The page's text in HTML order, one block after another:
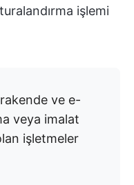
işlemi
ve e-
veya imalat
işletmeler